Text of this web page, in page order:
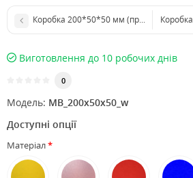
Коробка 200*50*50 мм (прозора
Виготовлення до 10 робочих днів
0
Модель: MB_200x50x50_w
Доступні опції
Матеріал